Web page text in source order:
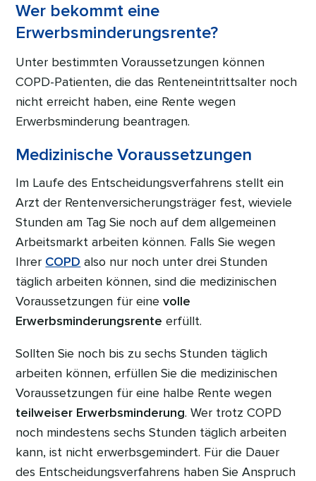
Wer bekommt eine
Erwerbsminderungsrente?
Unter bestimmten Voraussetzungen können
COPD-Patienten, die das Renteneintrittsalter noch
nicht erreicht haben, eine Rente wegen
Erwerbsminderung beantragen.
Medizinische Voraussetzungen
Im Laufe des Entscheidungsverfahrens stellt ein
Arzt der Rentenversicherungsträger fest, wieviele
Stunden am Tag Sie noch auf dem allgemeinen
Arbeitsmarkt arbeiten können. Falls Sie wegen
Ihrer COPD also nur noch unter drei Stunden
täglich arbeiten können, sind die medizinischen
Voraussetzungen für einevolle
Erwerbsminderungsrente erfüllt.
Sollten Sie noch bis zu sechs Stunden täglich
arbeiten können, erfüllen Sie die medizinischen
Voraussetzungen für eine halbe Rente wegen
teilweiser Erwerbsminderung. Wer trotz COPD
noch mindestens sechs Stunden täglich arbeiten
kann, ist nicht erwerbsgemindert. Für die Dauer
des Entscheidungsverfahrens haben Sie Anspruch